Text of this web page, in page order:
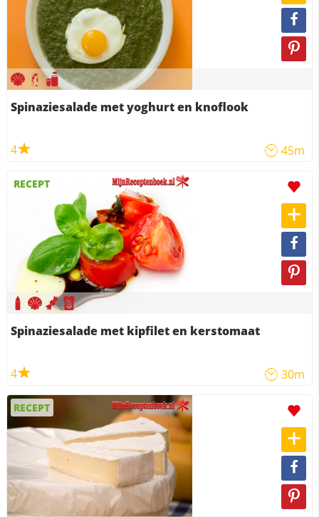
Spinaziesalade met yoghurt en knoflook
4 45m
RECEPT
Spinaziesalade met kipfilet en kerstomaat
4 30m
RECEPT